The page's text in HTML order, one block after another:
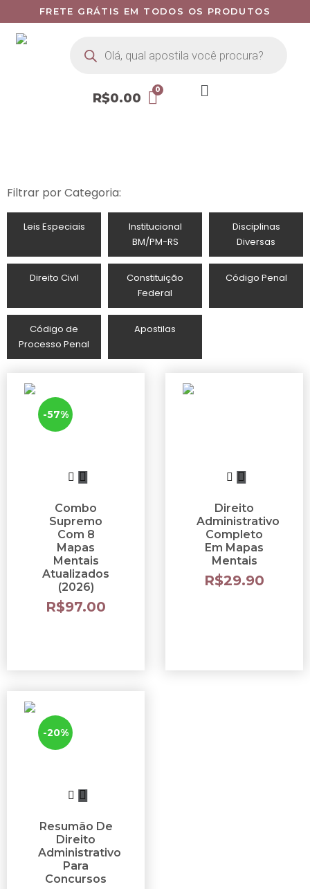
FRETE GRÁTIS EM TODOS OS PRODUTOS
R$0.00
Filtrar por Categoria:
Leis Especiais
Institucional
BM/PM-RS
Disciplinas
Diversas
Direito Civil
Constituição
Federal
Código Penal
Código de
Processo Penal
Apostilas
-57%
Combo
Supremo
Com 8
Mapas
Mentais
Atualizados
(2026)
R$97.00
Direito
Administrativo
Completo
Em Mapas
Mentais
R$29.90
-20%
Resumão De
Direito
Administrativo
Para
Concursos